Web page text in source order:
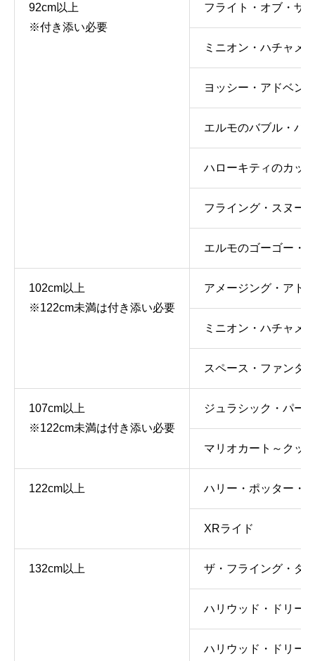
92cm以上
※付き添い必要
フライト・オブ・ザ
ミニオン・ハチャメ
ヨッシー・アドベン
エルモのバブル・バ
ハローキティのカッ
フライング・スヌー
エルモのゴーゴー・
102cm以上
※122cm未満は付き添い必要
アメージング・アド
ミニオン・ハチャメ
スペース・ファンタ
107cm以上
※122cm未満は付き添い必要
ジュラシック・パー
マリオカート～クッ
122cm以上 ハリー・ポッター・
XRライド
132cm以上 ザ・フライング・ダ
ハリウッド・ドリー
ハリウッド・ドリー